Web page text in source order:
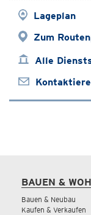
Lageplan
Zum
Alle
BAUEN &
Bauen & Neubau
Kaufen & Verkaufen